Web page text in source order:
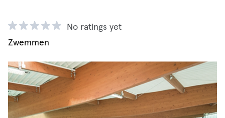
No ratings yet
Zwemmen